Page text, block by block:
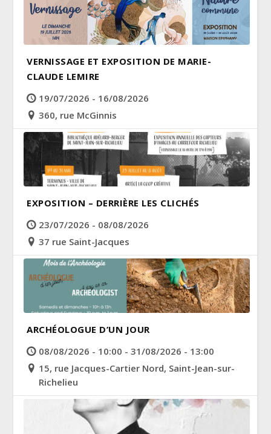
VERNISSAGE ET EXPOSITION DE MARIE-
CLAUDE LEMIRE
19/07/2026 - 16/08/2026
360, rue McGinnis
EXPOSITION – DERRIÈRE LES CLICHÉS
23/07/2026 - 08/08/2026
37 rue Saint-Jacques
ARCHÉOLOGUE D’UN JOUR
08/08/2026 - 10:00 - 31/08/2026 - 13:00
15, rue Jacques-Cartier Nord, Saint-Jean-sur-
Richelieu